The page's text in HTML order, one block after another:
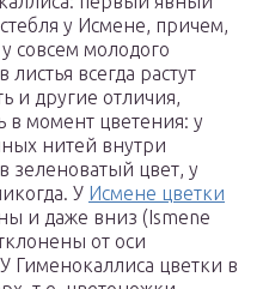
у Исмене, причем,
совсем молодого
всегда растут
и другие отличия,
момент цветения: у
нитей внутри
зеленоватый цвет, у
У Исмене цветки
и даже вниз (Ismene
от оси
Гименокаллиса цветки в